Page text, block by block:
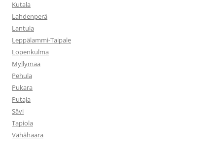
Kutala
Lahdenperä
Lantula
Leppälammi-Taipale
Lopenkulma
Myllymaa
Pehula
Pukara
Putaja
Sävi
Tapiola
Vähähaara